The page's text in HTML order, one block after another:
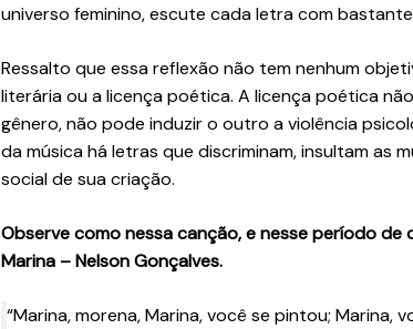
universo feminino, escute cada letra com
Ressalto que essa reflexão não tem nenhum
literária ou a licença poética. A licença poética
gênero, não pode induzir o outro a violência
da música há letras que discriminam, insultam as
social de sua criação.
Observe como nessa canção, e nesse período
Marina – Nelson Gonçalves.
“Marina, morena, Marina, você se pintou;